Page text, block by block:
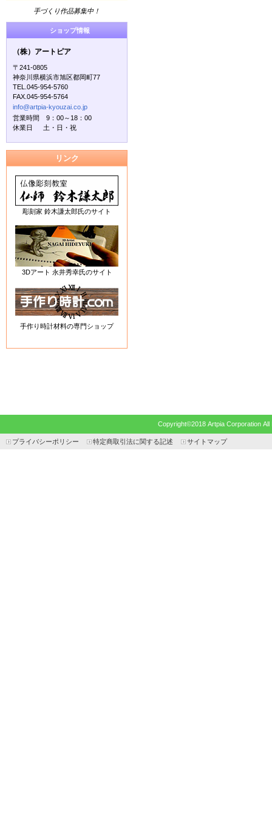
手づくり作品募集中！
ショップ情報
（株）アートピア
〒241-0805
神奈川県横浜市旭区都岡町77
TEL.045-954-5760
FAX.045-954-5764
info@artpia-kyouzai.co.jp
営業時間 9：00～18：00
休業日 土・日・祝
リンク
彫刻家 鈴木謙太郎氏のサイト
3Dアート 永井秀幸氏のサイト
手作り時計材料の専門ショップ
Copyright©2018 Artpia Corporation
プライバシーポリシー 特定商取引法に関する記述 サイトマップ